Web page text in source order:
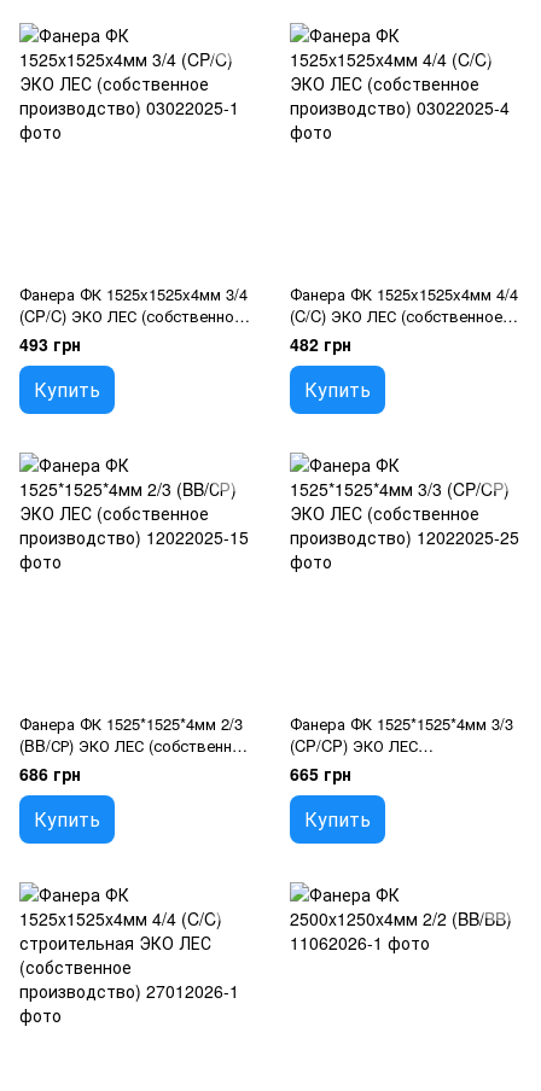
Фанера ФК 1525x1525x4мм 3/4
(CP/C) ЭКО ЛЕС (собственное
производство)
493 грн
Купить
Фанера ФК 1525x1525x4мм 4/4
(C/C) ЭКО ЛЕС (собственное
производство)
482 грн
Купить
Фанера ФК 1525*1525*4мм 2/3
(BB/СР) ЭКО ЛЕС (собственное
производство)
686 грн
Купить
Фанера ФК 1525*1525*4мм 3/3
(CP/CP) ЭКО ЛЕС
(собственное производство)
665 грн
Купить